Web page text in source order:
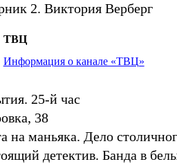
2. Виктория Верберг
ТВЦ
Информация о канале «ТВЦ»
25-й час
38
на маньяка. Дело
детектив. Банда в